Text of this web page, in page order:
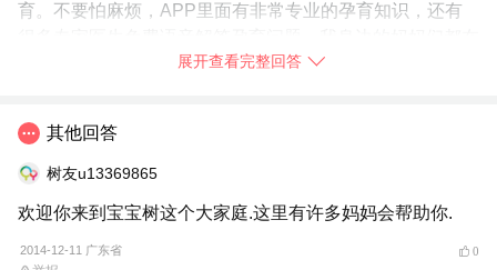
育。不要怕麻烦，APP里面有非常专业的孕育知识，还有
下载【宝宝树孕育】试试吧！
展开查看完整回答
其他回答
树友u13369865
欢迎你来到宝宝树这个大家庭.这里有许多妈妈会帮助你.
2014-12-11 广东省 0